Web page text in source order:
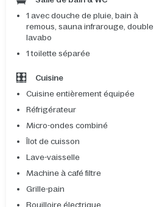
1 avec douche de pluie, bain à
remous, sauna infrarouge, double
lavabo
1 toilette séparée
Cuisine
Cuisine entièrement équipée
Réfrigérateur
Micro-ondes combiné
Îlot de cuisson
Lave-vaisselle
Machine à café filtre
Grille-pain
Bouilloire électrique